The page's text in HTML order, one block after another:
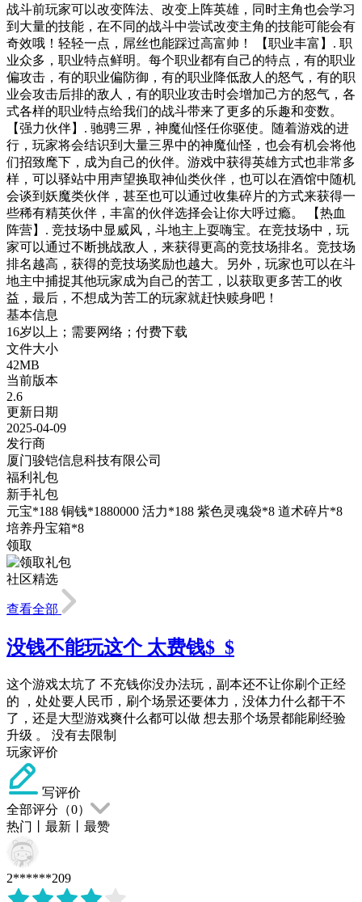
战斗前玩家可以改变阵法、改变上阵英雄，同时主角也会学习
到大量的技能，在不同的战斗中尝试改变主角的技能可能会有
奇效哦！轻轻一点，屌丝也能踩过高富帅！ 【职业丰富】. 职
业众多，职业特点鲜明。每个职业都有自己的特点，有的职业
偏攻击，有的职业偏防御，有的职业降低敌人的怒气，有的职
业会攻击后排的敌人，有的职业攻击时会增加己方的怒气，各
式各样的职业特点给我们的战斗带来了更多的乐趣和变数。
【强力伙伴】. 驰骋三界，神魔仙怪任你驱使。随着游戏的进
行，玩家将会结识到大量三界中的神魔仙怪，也会有机会将他
们招致麾下，成为自己的伙伴。游戏中获得英雄方式也非常多
样，可以驿站中用声望换取神仙类伙伴，也可以在酒馆中随机
会谈到妖魔类伙伴，甚至也可以通过收集碎片的方式来获得一
些稀有精英伙伴，丰富的伙伴选择会让你大呼过瘾。 【热血
阵营】. 竞技场中显威风，斗地主上耍嗨宝。在竞技场中，玩
家可以通过不断挑战敌人，来获得更高的竞技场排名。竞技场
排名越高，获得的竞技场奖励也越大。另外，玩家也可以在斗
地主中捕捉其他玩家成为自己的苦工，以获取更多苦工的收
益，最后，不想成为苦工的玩家就赶快赎身吧！
基本信息
16岁以上；需要网络；付费下载
文件大小
42MB
当前版本
2.6
更新日期
2025-04-09
发行商
厦门骏铠信息科技有限公司
福利礼包
新手礼包
元宝*188 铜钱*1880000 活力*188 紫色灵魂袋*8 道术碎片*8
培养丹宝箱*8
领取
社区精选
查看全部
没钱不能玩这个 太费钱$_$
这个游戏太坑了 不充钱你没办法玩，副本还不让你刷个正经
的 ，处处要人民币，刷个场景还要体力，没体力什么都干不
了，还是大型游戏爽什么都可以做 想去那个场景都能刷经验
升级 。 没有去限制
玩家评价
写评价
全部评分（0）
热门
最新 最赞
2******209